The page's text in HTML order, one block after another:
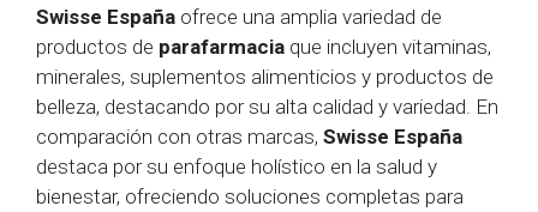
Swisse España ofrece una amplia variedad de
productos de parafarmacia que incluyen vitaminas,
minerales, suplementos alimenticios y productos de
belleza, destacando por su alta calidad y variedad. En
comparación con otras marcas, Swisse España
destaca por su enfoque holístico en la salud y
bienestar, ofreciendo soluciones completas para